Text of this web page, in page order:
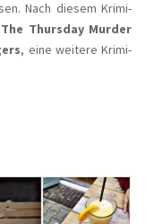
Nach diesem Krimi-
The Thursday Murder
, eine weitere Krimi-